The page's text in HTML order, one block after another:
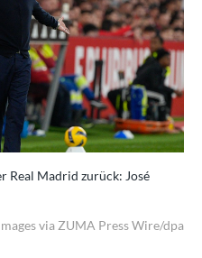
Real Madrid zurück: José
via ZUMA Press Wire/dpa